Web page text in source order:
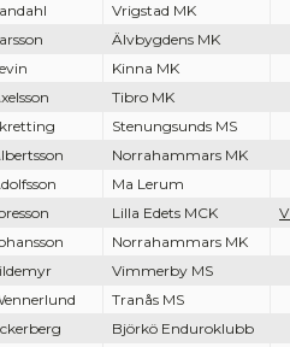
Vrigstad MK
Älvbygdens MK
Kinna MK
Tibro MK
Stenungsunds MS
Norrahammars MK
Ma Lerum
Lilla Edets MCK
Norrahammars MK
Vimmerby MS
Tranås MS
Björkö Enduroklubb